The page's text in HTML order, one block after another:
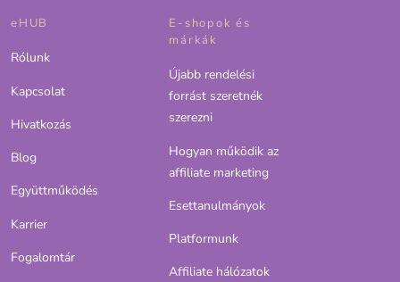
eHUB
Rólunk
Kapcsolat
Hivatkozás
Blog
Együttműködés
Karrier
Fogalomtár
E-shopok és
márkák
Újabb rendelési
forrást szeretnék
szerezni
Hogyan működik az
affiliate marketing
Esettanulmányok
Platformunk
Affiliate hálózatok